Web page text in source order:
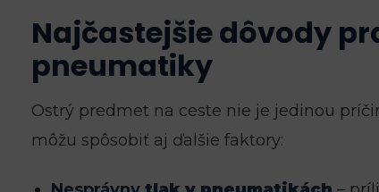
Najčastejšie dôvody
pneumatiky
Ostrý predmet na ceste nie je jedinou
môžu spôsobiť aj ďalšie faktory: